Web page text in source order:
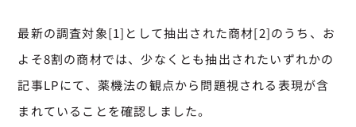
最新の調査対象[1]として抽出された商材[2]のうち、お
よそ8割の商材では、少なくとも抽出されたいずれかの
記事LPにて、薬機法の観点から問題視される表現が含
まれていることを確認しました。